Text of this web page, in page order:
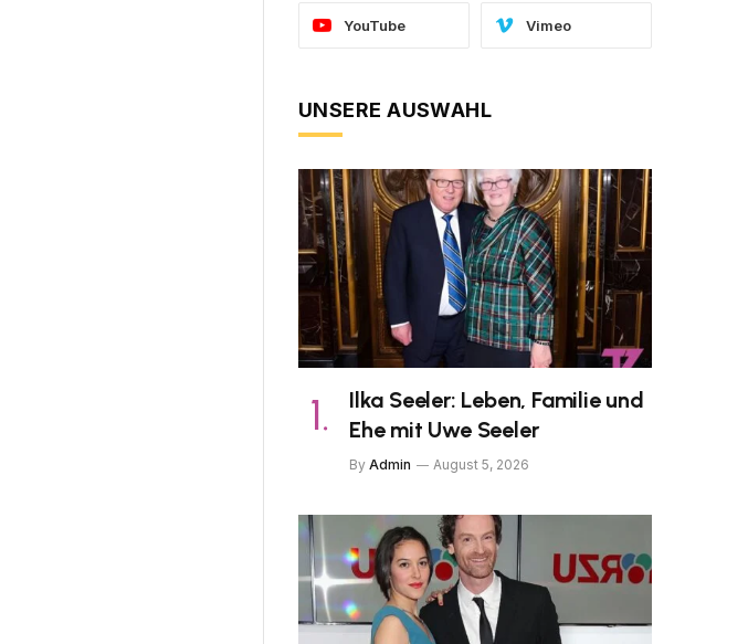
YouTube Vimeo
UNSERE AUSWAHL
Ilka Seeler: Leben, Familie und
Ehe mit Uwe Seeler
By Admin August 5, 2026